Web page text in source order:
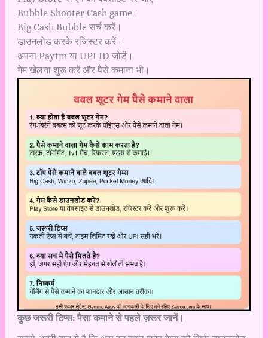
Bubble Shooter Cash game।
Big Cash Bubble सर्च करें।
डाउनलोड करके रजिस्टर करें।
अपना Paytm या UPI ID जोड़ें।
गेम खेलना शुरू करें और पैसे कमाना भी।
कुछ जरूरी टिप्स: पैसा कमाने से पहले ज़रूर जानें।